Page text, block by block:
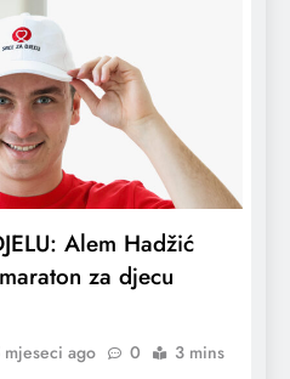
Alem Hadžić
za djecu
mjeseci ago 0 3 mins